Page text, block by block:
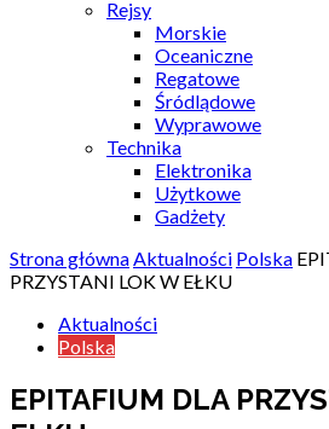
Rejsy
Morskie
Oceaniczne
Regatowe
Śródlądowe
Wyprawowe
Technika
Elektronika
Użytkowe
Gadżety
Strona głównaAktualności Polska
PRZYSTANI LOK W EŁKU
Aktualności
Polska
EPITAFIUM DLA